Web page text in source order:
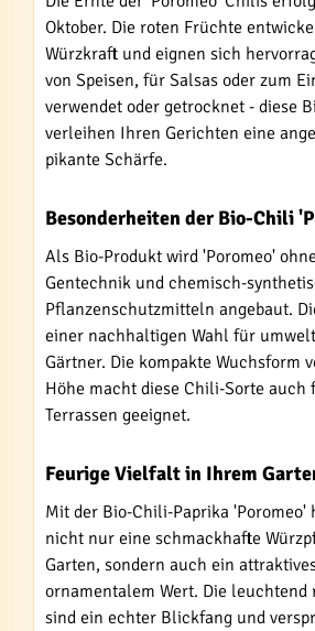
Oktober. Die roten Früchte
Würzkraft und eignen sich
von Speisen, für Salsas oder zum
verwendet oder getrocknet - diese
verleihen Ihren Gerichten eine
pikante Schärfe.
Besonderheiten der Bio-Chili
Als Bio-Produkt wird 'Poromeo'
Gentechnik und chemisch-
Pflanzenschutzmitteln angebaut.
einer nachhaltigen Wahl für
Gärtner. Die kompakte Wuchsform
Höhe macht diese Chili-Sorte auch
Terrassen geeignet.
Feurige Vielfalt in Ihrem
Mit der Bio-Chili-Paprika 'Poromeo'
nicht nur eine schmackhafte
Garten, sondern auch ein
ornamentalem Wert. Die leuchtend
sind ein echter Blickfang und